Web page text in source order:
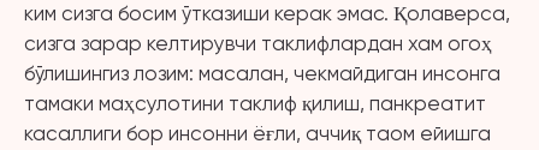
ким сизга босим ўтказиши керак эмас. Қолаверса,
сизга зарар келтирувчи таклифлардан хам огоҳ
бўлишингиз лозим: масалан, чекмайдиган инсонга
тамаки маҳсулотини таклиф қилиш, панкреатит
касаллиги бор инсонни ёғли, аччиқ таом ейишга